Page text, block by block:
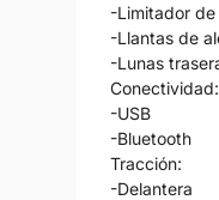
-Limitador
-Llantas de
-Lunas
Conectividad:
-USB
-Bluetooth
Tracción:
-Delantera